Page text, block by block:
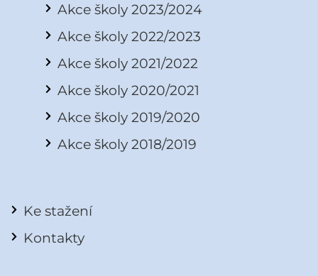
Akce školy 2023/2024
Akce školy 2022/2023
Akce školy 2021/2022
Akce školy 2020/2021
Akce školy 2019/2020
Akce školy 2018/2019
Ke stažení
Kontakty